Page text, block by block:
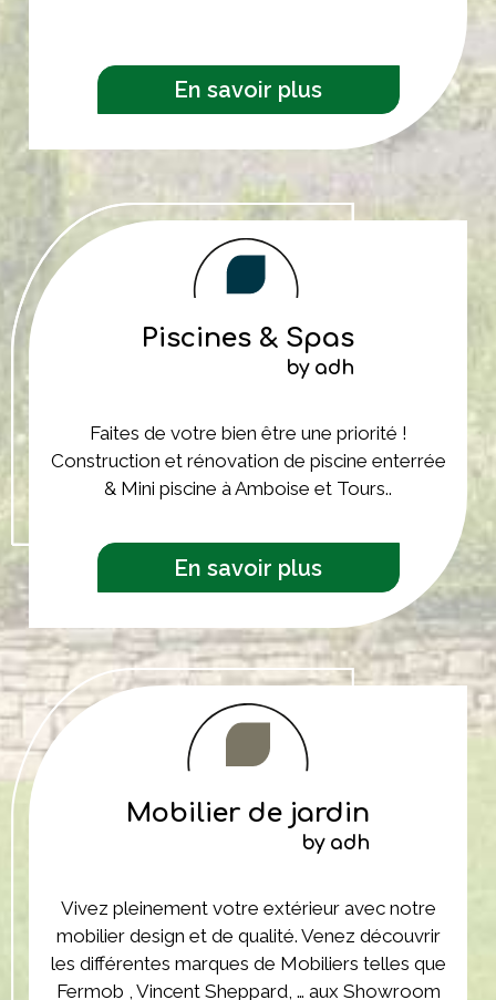
En savoir plus
Piscines & Spas
by adh
Faites de votre bien être une priorité !
Construction et rénovation de piscine enterrée
& Mini piscine à Amboise et Tours..
En savoir plus
Mobilier de jardin
by adh
Vivez pleinement votre extérieur avec notre
mobilier design et de qualité. Venez découvrir
les différentes marques de Mobiliers telles que
Fermob , Vincent Sheppard, … aux Showroom